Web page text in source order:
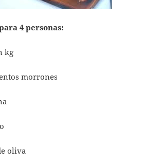
4 personas:
kg
morrones
oliva